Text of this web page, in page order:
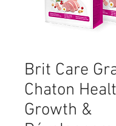
Brit Care
Chaton
Growth &